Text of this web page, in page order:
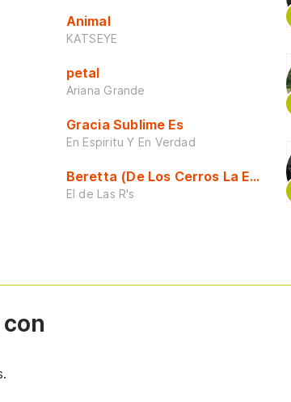
Animal
KATSEYE
petal
Ariana Grande
Gracia Sublime Es
En Espiritu Y En Verdad
Beretta (De Los Cerros La
El de Las R's